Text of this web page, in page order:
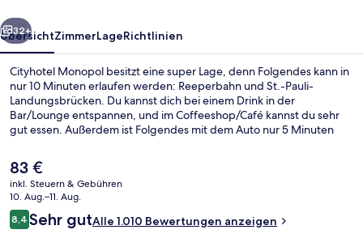
Weiter
32+
ÜbersichtZimmerLageRichtlinien
Cityhotel Monopol besitzt eine super Lage, denn Folgendes kann in
nur 10 Minuten erlaufen werden: Reeperbahn und St.-Pauli-
Landungsbrücken. Du kannst dich bei einem Drink in der
Bar/Lounge entspannen, und im Coffeeshop/Café kannst du sehr
gut essen. Außerdem ist Folgendes mit dem Auto nur 5 Minuten
Andere Reisende lieben das hilfsbereite Personal. Die öffentlichen
Verkehrsmittel sind nur einen kurzen Fußmarsch entfernt: Zur U-
Bahnhof St. Pauli sind es 5 Minuten und zur S-Bahnhof Reeperbahn
5 Minuten.
Der
aktuelle
Preis
beträgt
83 €.
83 €
inkl. Steuern & Gebühren
10. Aug.–11. Aug.
Bewertungen
8,48,4 von 10.
Sehr gutAlle 1.010 Bewertungen anzeigen